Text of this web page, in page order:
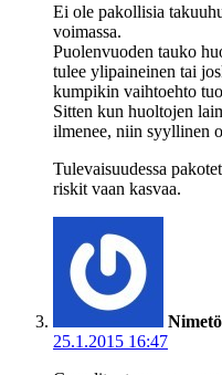
Ei ole pakollisia
voimassa.
Puolenvuoden tauko
tulee ylipaineinen tai
kumpikin vaihtoehto
Sitten kun huoltojen
ilmenee, niin syyllinen
Tulevaisuudessa
riskit vaan kasvaa.
25.1.2015 16:47